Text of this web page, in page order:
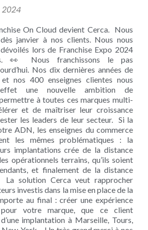
2024
On Cloud devient Cerca. Nous
dès janvier à nos clients. Nous nous
lors de Franchise Expo 2024
👀 Nous franchissons le pas
Nos dix dernières années de
nos 400 enseignes clientes nous
une nouvelle ambition de
à toutes ces marques multi-
et de maîtriser leur croissance
les leaders de leur secteur. Si la
ADN, les enseignes du commerce
les mêmes problématiques : la
implantations crée de la distance
opérationnels terrains, qu’ils soient
et finalement de la distance
solution Cerca veut rapprocher
investis dans la mise en place de la
au final : créer une expérience
votre marque, que ce client
implantation à Marseille, Tours,